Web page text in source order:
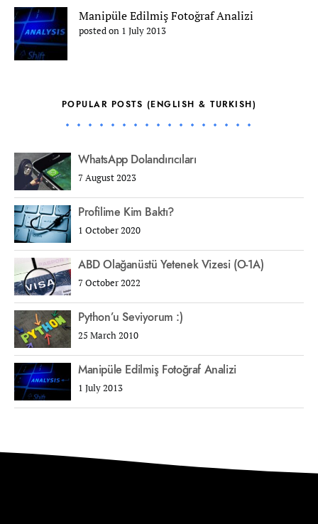
Manipüle Edilmiş Fotoğraf Analizi
posted on 1 July 2013
POPULAR POSTS (ENGLISH & TURKISH)
WhatsApp Dolandırıcıları
7 August 2023
Profilime Kim Baktı?
1 October 2020
ABD Olağanüstü Yetenek Vizesi (O-1A)
7 October 2022
Python’u Seviyorum :)
25 March 2010
Manipüle Edilmiş Fotoğraf Analizi
1 July 2013